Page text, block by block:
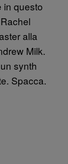
in questo
alla
Milk.
synth
Spacca.